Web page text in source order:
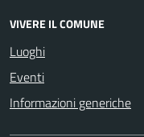
VIVERE IL COMUNE
Luoghi
Eventi
Informazioni generiche